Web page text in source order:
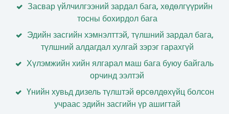
Засвар үйлчилгээний зардал бага, хөдөлгүүрийн
тосны бохирдол бага
Эдийн засгийн хэмнэлттэй, түлшний зардал бага,
түлшний алдагдал хулгай зэрэг гарахгүй
Хүлэмжийн хийн ялгарал маш бага буюу байгаль
орчинд ээлтэй
Үнийн хувьд дизель түлштэй өрсөлдөхүйц болсон
учраас эдийн засгийн үр ашигтай